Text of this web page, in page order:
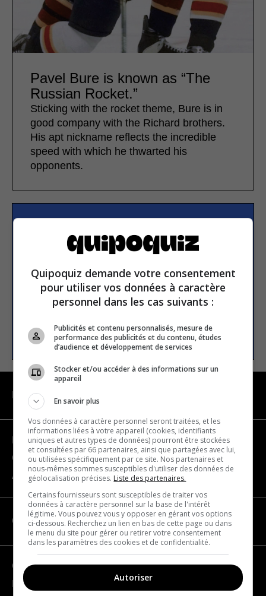
Pavel Bure is known as “The
Russian Rocket.”
Sticking with the rocket theme, Bure is in
good company with the Richard brothers.
His apt nickname reflects the incredible
speed with which he thwarted his
opponents.
newsletter
Email address
SUBSCRIBE
NAVIGATION
Become a partner
Contact us
About us
CATEGORIES
Geography
France
Quipoquiz demande votre consentement
pour utiliser vos données à caractère
personnel dans les cas suivants :
Publicités et contenu personnalisés, mesure de
performance des publicités et du contenu, études
d’audience et développement de services
Stocker et/ou accéder à des informations sur un
appareil
En savoir plus
Vos données à caractère personnel seront traitées, et les
informations liées à votre appareil (cookies, identifiants
uniques et autres types de données) pourront être stockées
et consultées par 66 partenaires, ainsi que partagées avec lui,
ou utilisées spécifiquement par ce site. Nos partenaires et
nous-mêmes sommes susceptibles d'utiliser des données de
géolocalisation précises. Liste des partenaires.
Certains fournisseurs sont susceptibles de traiter vos
données à caractère personnel sur la base de l'intérêt
légitime. Vous pouvez vous y opposer en gérant vos options
ci-dessous. Recherchez un lien en bas de cette page ou dans
le menu du site pour gérer ou retirer votre consentement
dans les paramètres des cookies et de confidentialité.
Autoriser